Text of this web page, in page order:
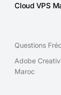
Cloud VPS
Questions
Adobe
Maroc